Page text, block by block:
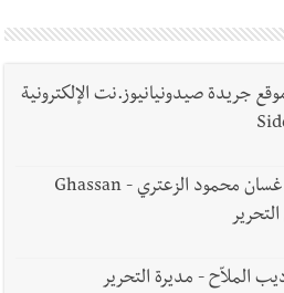
جريدة صيدونيانيوز.نت الإلكترونية
الصحافي السفير غسان محمود الزعتري - Ghassan
الملاّح - مديرة التحرير